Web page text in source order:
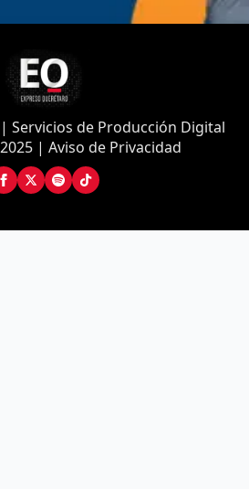
Servicios de Producción Digital
| Aviso de Privacidad